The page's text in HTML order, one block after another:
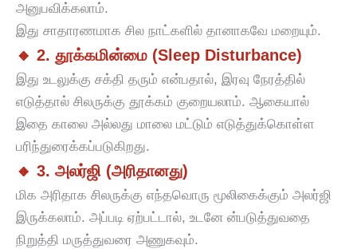
அனுபவிக்கலாம்.
இது சாதாரணமாக சில நாட்களில் தானாகவே மறையும்.
🔸 2. தூக்கமின்மை (Sleep Disturbance)
இது உடலுக்கு சக்தி தரும் என்பதால், இரவு நேரத்தில்
எடுத்தால் சிலருக்கு தூக்கம் குறையலாம். ஆகையால்
இதை காலை அல்லது மாலை மட்டும் எடுத்துக்கொள்ள
பரிந்துரைக்கப்படுகிறது.
🔸 3. அலர்ஜி (அரிதானது)
மிக அரிதாக சிலருக்கு எந்தவொரு மூலிகைக்கும் அலர்ஜி
இருக்கலாம். அப்படி ஏற்பட்டால், உடனே ன்படுத்துவதை
நிறுத்தி மருத்துவரை அணுகவும்.